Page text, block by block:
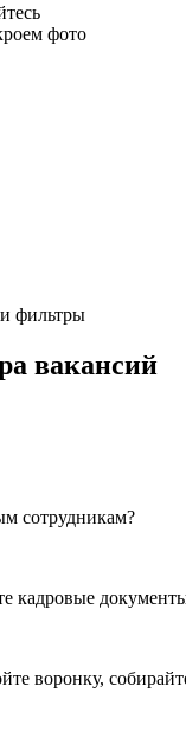
фото
фильтры
вакансий
сотрудникам?
кадровые
воронку,